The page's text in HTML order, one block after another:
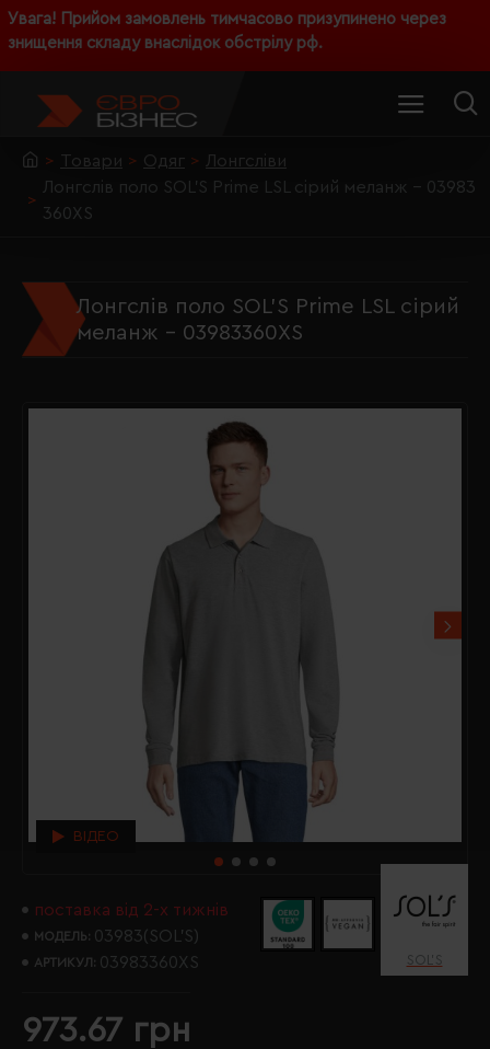
Увага! Прийом замовлень тимчасово призупинено через
знищення складу внаслідок обстрілу рф.
Товари Одяг
Лонгсліви
Лонгслів поло SOL'S Prime LSL сірий меланж - 03983
360XS
Лонгслів поло SOL'S Prime LSL сірий
меланж - 03983360XS
ВІДЕО
поставка від 2-х тижнів
МОДЕЛЬ: 03983(SOL’S)
АРТИКУЛ: 03983360XS SOL’S
973.67 грн